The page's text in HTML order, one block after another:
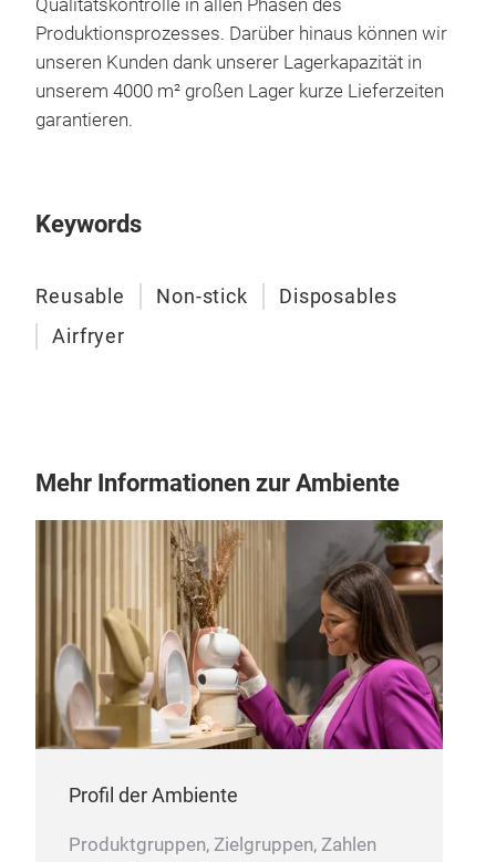
Qualitätskontrolle in allen Phasen des
Produktionsprozesses. Darüber hinaus können wir
unseren Kunden dank unserer Lagerkapazität in
unserem 4000 m² großen Lager kurze Lieferzeiten
garantieren.
Keywords
Reusable Non-stick
Disposables
Airfryer
Mehr Informationen zur Ambiente
Profil der Ambiente
Produktgruppen, Zielgruppen, Zahlen